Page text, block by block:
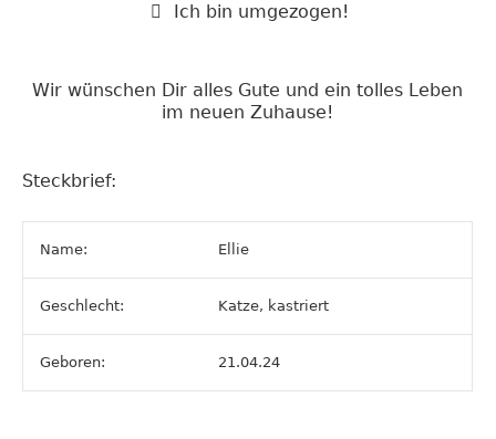
Ich bin umgezogen!
Wir wünschen Dir alles Gute und ein tolles Leben
im neuen Zuhause!
Steckbrief:
Name: Ellie
Geschlecht: Katze, kastriert
Geboren: 21.04.24